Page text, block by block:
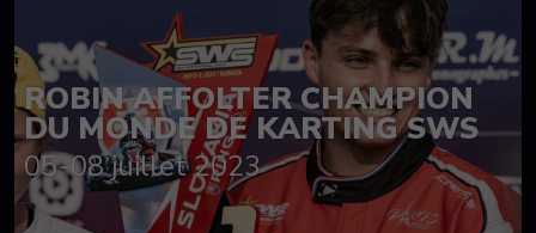
ROBIN AFFOLTER CHAMPION
DU MONDE DE KARTING SWS
05-08 juillet 2023